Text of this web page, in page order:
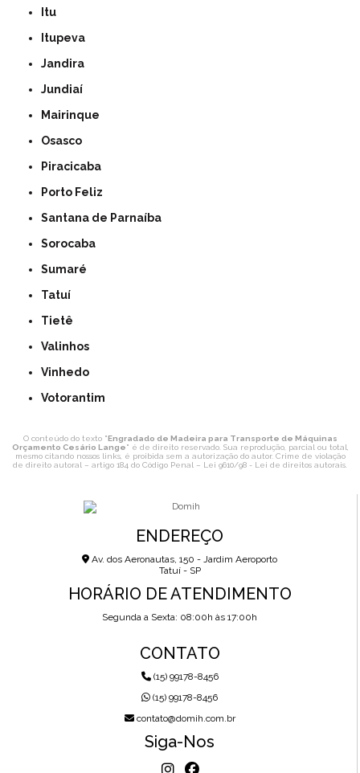
Itu
Itupeva
Jandira
Jundiaí
Mairinque
Osasco
Piracicaba
Porto Feliz
Santana de Parnaíba
Sorocaba
Sumaré
Tatuí
Tietê
Valinhos
Vinhedo
Votorantim
O conteúdo do texto "Engradado de Madeira para Transporte de Máquinas
Orçamento Cesário Lange" é de direito reservado. Sua reprodução, parcial ou total,
mesmo citando nossos links, é proibida sem a autorização do autor. Crime de violação
de direito autoral – artigo 184 do Código Penal – Lei 9610/98 - Lei de direitos autorais
ENDEREÇO
Av. dos Aeronautas, 150 - Jardim Aeroporto
Tatuí - SP
HORÁRIO DE ATENDIMENTO
Segunda a Sexta: 08:00h às 17:00h
CONTATO
(15) 99178-8456
(15) 99178-8456
contato@domih.com.br
Siga-Nos